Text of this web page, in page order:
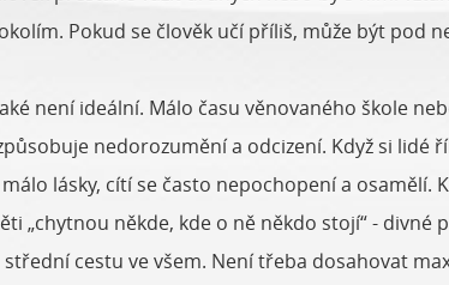
Pokud se člověk učí příliš, může být
není ideální. Málo času věnovaného škole
nedorozumění a odcizení. Když si
lásky, cítí se často nepochopení a
„chytnou někde, kde o ně někdo stojí“ -
cestu ve všem. Není třeba dosahovat